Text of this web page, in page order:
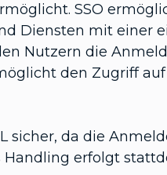
SSO
Diensten mit einer
Nutzern die
den Zugriff
sicher, da die
erfolgt